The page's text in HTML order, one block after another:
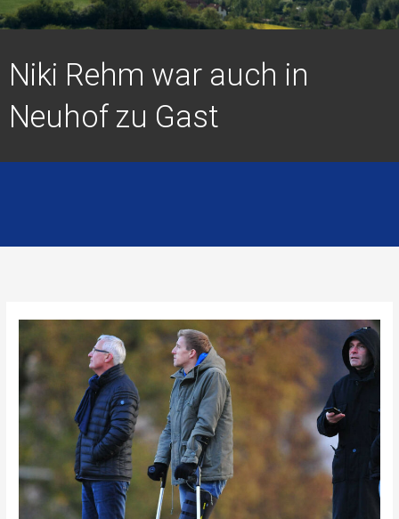
Niki Rehm war auch in
Neuhof zu Gast